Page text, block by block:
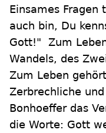
Einsames
auch bin, Du
Gott!" Zum
Wandels, des
Zum Leben
Zerbrechliche
Bonhoeffer das
die Worte: Gott